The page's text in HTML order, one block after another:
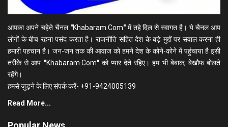
आपका अपने चहेते चैनल "Khabaram.Com"में तहे दिल से स्वागत है। ये चैनल आप
लोगों के बीच रहना पसंद करता है। राजनीति सहित देश के बड़े मुद्दों पर सवाल करना ही
हमारी पहचान है। जन-जन तक की आवाज को हमने देश के कोने-कोने में पहुंचाया है इसी
तरीके से आप "Khabaram.Com"को प्यार देते रहिए। हम भी बेबाक, बेखौफ बोलते
रहेंगे।
हमसे जुड़ने के लिए संपर्क करें- +91-9424005139
Read More...